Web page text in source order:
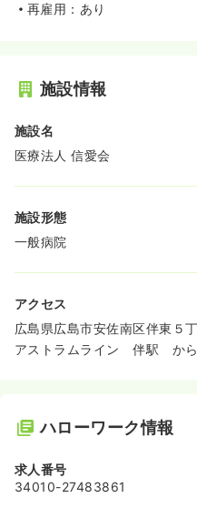
再雇用：あり
施設情報
施設名
医療法人 信愛会
施設形態
一般病院
アクセス
広島県広島市安佐南区伴東５
アストラムライン 伴駅 か
ハローワーク情報
求人番号
34010-27483861